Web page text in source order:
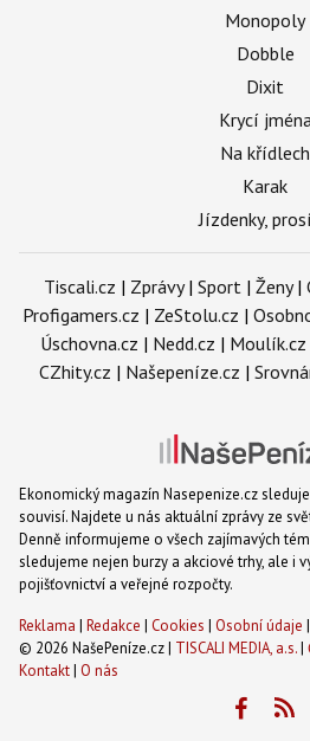
Monopoly
Dobble
Dixit
Krycí jména
Na křídlech
Karak
Jízdenky,
Tiscali.cz | Zprávy| Sport | Ženy|
Profigamers.cz | ZeStolu.cz |
Úschovna.cz | Nedd.cz | Moulík.cz
CZhity.cz | Našepeníze.cz |
Ekonomický magazín Nasepenize.cz
souvisí. Najdete u nás aktuální zprávy ze
Denně informujeme o všech zajímavých
sledujeme nejen burzy a akciové trhy, ale i
pojišťovnictví a veřejné rozpočty.
Reklama | Redakce | Cookies | Osobní údaje |
© 2026 NašePeníze.cz | TISCALI MEDIA, a.s.|
Kontakt| O nás